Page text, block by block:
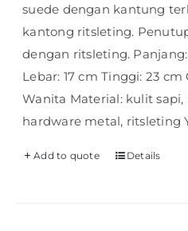
suede dengan kantung
kantong ritsleting.
dengan ritsleting.
Lebar: 17 cm Tinggi: 23 cm
Wanita Material: kulit sapi,
hardware metal, ritsleting
Add to quote Details